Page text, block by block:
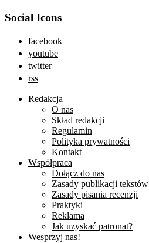
Social Icons
facebook
youtube
twitter
rss
Redakcja
O nas
Skład redakcji
Regulamin
Polityka prywatności
Kontakt
Współpraca
Dołącz do nas
Zasady publikacji tekstów
Zasady pisania recenzji
Praktyki
Reklama
Jak uzyskać patronat?
Wesprzyj nas!